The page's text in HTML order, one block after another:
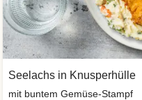
Seelachs in Knusperhülle
mit buntem Gemüse-Stampf